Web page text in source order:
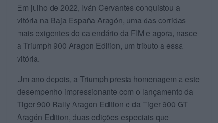
Em julho de 2022, Iván Cervantes conquistou a
vitória na Baja España Aragón, uma das corridas
mais exigentes do calendário da FIM e agora, nasce
a Triumph 900 Aragon Edition, um tributo a essa
vitória.
Um ano depois, a Triumph presta homenagem a este
desempenho impressionante com o lançamento da
Tiger 900 Rally Aragón Edition e da Tiger 900 GT
Aragón Edition, duas edições especiais que